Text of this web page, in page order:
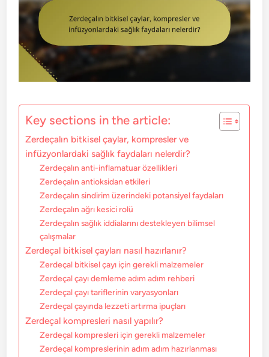
Key sections in the article:
Zerdeçalın bitkisel çaylar, kompresler ve
infüzyonlardaki sağlık faydaları nelerdir?
Zerdeçalın anti-inflamatuar özellikleri
Zerdeçalın antioksidan etkileri
Zerdeçalın sindirim üzerindeki potansiyel faydaları
Zerdeçalın ağrı kesici rolü
Zerdeçalın sağlık iddialarını destekleyen bilimsel
çalışmalar
Zerdeçal bitkisel çayları nasıl hazırlanır?
Zerdeçal bitkisel çayı için gerekli malzemeler
Zerdeçal çayı demleme adım adım rehberi
Zerdeçal çayı tariflerinin varyasyonları
Zerdeçal çayında lezzeti artırma ipuçları
Zerdeçal kompresleri nasıl yapılır?
Zerdeçal kompresleri için gerekli malzemeler
Zerdeçal kompreslerinin adım adım hazırlanması